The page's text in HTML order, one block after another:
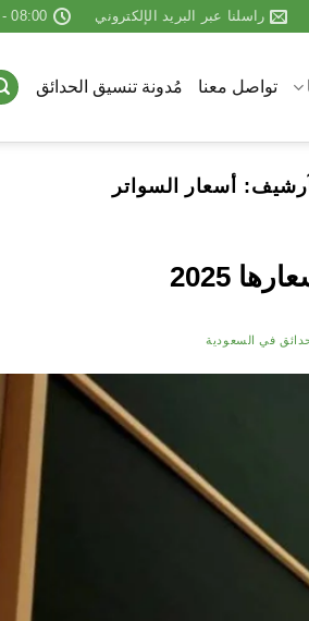
راسلنا عبر البريد الإلكتروني 08:00 - 23:00
تواصل معنا مُدونة تنسيق الحدائق
أسعار السواتر
2025
في السعودية